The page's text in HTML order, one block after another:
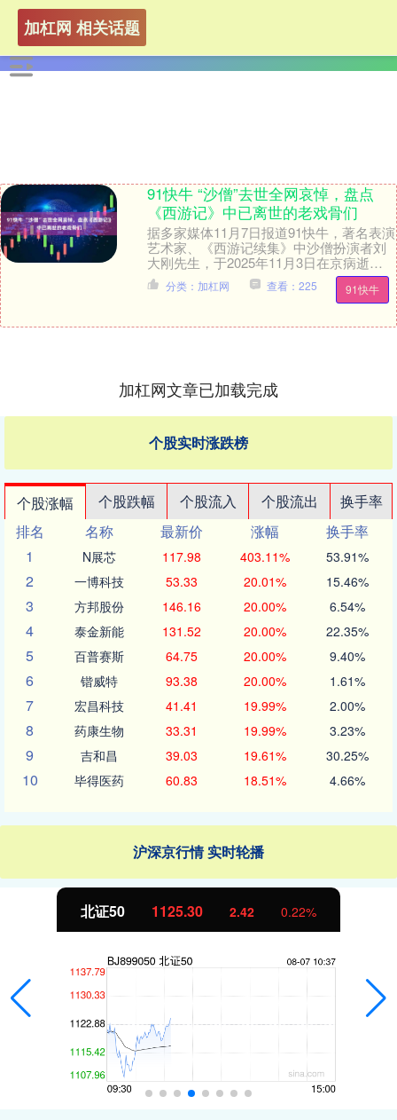
加杠网 相关话题
91快牛 “沙僧”去世全网哀悼，盘点
《西游记》中已离世的老戏骨们
据多家媒体11月7日报道91快牛，著名表演
艺术家、《西游记续集》中沙僧扮演者刘
大刚先生，于2025年11月3日在京病逝。
\n 刘大刚在成为影视剧演员前是戏曲演....
91快牛
分类：加杠网 查看：225
加杠网文章已加载完成
个股实时涨跌榜
个股涨幅 个股跌幅 个股流入 个股流出
换手率
排名
名称 最新价 涨幅
换手率
1
N展芯 117.98 403.11% 53.91%
2 一博科技 53.33 20.01% 15.46%
3 方邦股份 146.16 20.00% 6.54%
4 泰金新能 131.52 20.00% 22.35%
5 百普赛斯 64.75 20.00% 9.40%
6 锴威特 93.38 20.00% 1.61%
7 宏昌科技 41.41 19.99% 2.00%
8 药康生物 33.31 19.99% 3.23%
9 吉和昌 39.03 19.61% 30.25%
10 毕得医药 60.83 18.51% 4.66%
沪深京行情 实时轮播
北证50 1125.33 2.45 0.22%